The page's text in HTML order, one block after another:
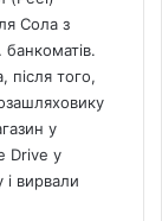
Сола з
після того,
у
Drive у
і вирвали